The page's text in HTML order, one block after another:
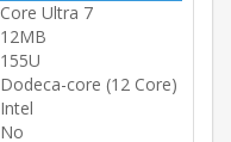
Core Ultra 7
12MB
155U
Dodeca-core (12 Core)
Intel
No